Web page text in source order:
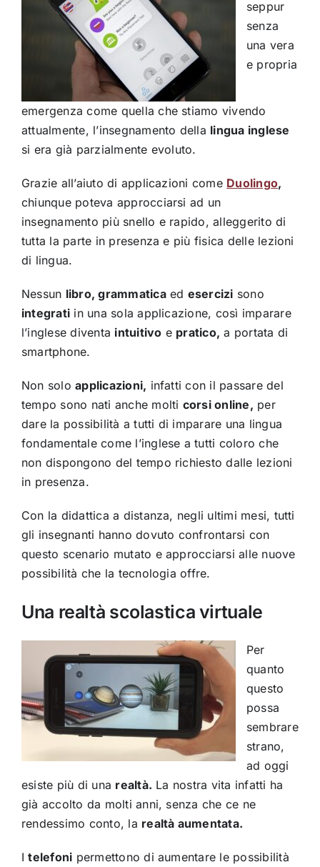
seppur
senza
una vera
e propria
emergenza come quella che stiamo vivendo
attualmente, l’insegnamento della lingua inglese
si era già parzialmente evoluto.
Grazie all’aiuto di applicazioni come Duolingo,
chiunque poteva approcciarsi ad un
insegnamento più snello e rapido, alleggerito di
tutta la parte in presenza e più fisica delle lezioni
di lingua.
Nessun libro, grammaticaed esercizi sono
integrati in una sola applicazione, così imparare
l’inglese diventa intuitivo e pratico, a portata di
smartphone.
Non soloapplicazioni, infatti con il passare del
tempo sono nati anche molti corsi online, per
dare la possibilità a tutti di imparare una lingua
fondamentale come l’inglese a tutti coloro che
non dispongono del tempo richiesto dalle lezioni
in presenza.
Con la didattica a distanza, negli ultimi mesi, tutti
gli insegnanti hanno dovuto confrontarsi con
questo scenario mutato e approcciarsi alle nuove
possibilità che la tecnologia offre.
Una realtà scolastica virtuale
Per
quanto
questo
possa
sembrare
strano,
ad oggi
esiste più di una realtà. La nostra vita infatti ha
già accolto da molti anni, senza che ce ne
rendessimo conto, la realtà aumentata.
Itelefoni permettono di aumentare le possibilità